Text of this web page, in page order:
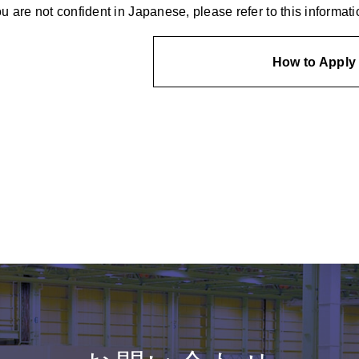
are not confident in Japanese, please refer to this
How to Apply